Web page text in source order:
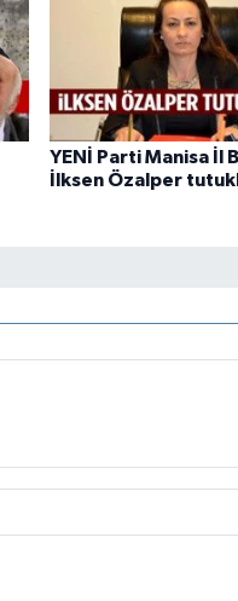
YENİ Parti Manisa İl
İlksen Özalper